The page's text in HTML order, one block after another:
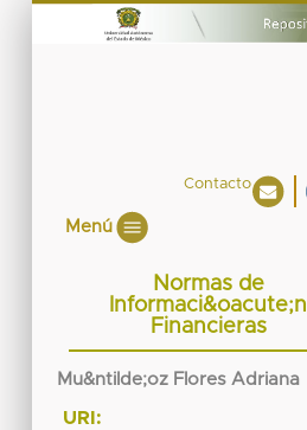
Contacto
Menú
Normas de
Informaci&oacute;n
Financieras
Mu&ntilde;oz Flores Adriana
URI: